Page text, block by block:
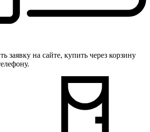
заявку на сайте, купить через корзину